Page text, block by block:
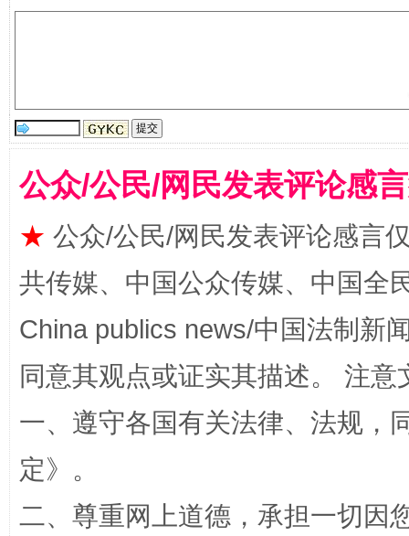
全民健身五年计划来了！等你上场
阿坝州三大球赛在茂县开幕 规模
公众/公民/网民发表评论感
★ 公众/公民/网民发表评论感言
共传媒、中国公众传媒、中国全
China publics news/中国法制新
同意其观点或证实其描述。 注
一、遵守各国有关法律、法规，
定》。
二、尊重网上道德，承担一切因